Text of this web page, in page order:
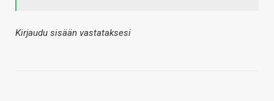
Kirjaudu sisään vastataksesi